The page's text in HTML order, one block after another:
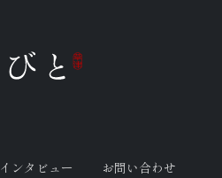
インタビュー お問い合わせ